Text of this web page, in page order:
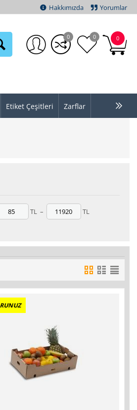
Hakkımızda Yorumlar
0
0 0
Etiket Çeşitleri Zarflar
TL – TL